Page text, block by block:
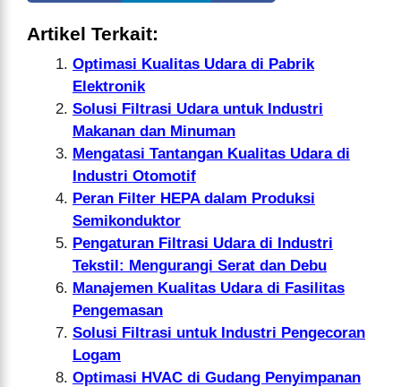
Artikel Terkait:
Optimasi Kualitas Udara di Pabrik
Elektronik
Solusi Filtrasi Udara untuk Industri
Makanan dan Minuman
Mengatasi Tantangan Kualitas Udara di
Industri Otomotif
Peran Filter HEPA dalam Produksi
Semikonduktor
Pengaturan Filtrasi Udara di Industri
Tekstil: Mengurangi Serat dan Debu
Manajemen Kualitas Udara di Fasilitas
Pengemasan
Solusi Filtrasi untuk Industri Pengecoran
Logam
Optimasi HVAC di Gudang Penyimpanan